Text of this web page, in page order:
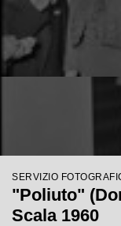
SERVIZIO
"Poliuto"
Scala 1960